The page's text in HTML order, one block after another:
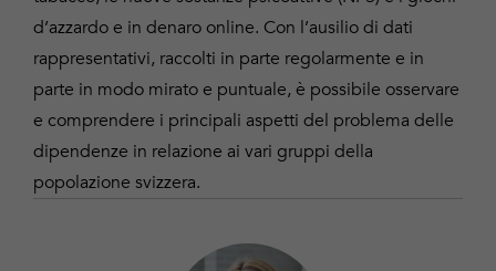
d’azzardo e in denaro online. Con l’ausilio di dati
rappresentativi, raccolti in parte regolarmente e in
parte in modo mirato e puntuale, è possibile osservare
e comprendere i principali aspetti del problema delle
dipendenze in relazione ai vari gruppi della
popolazione svizzera.